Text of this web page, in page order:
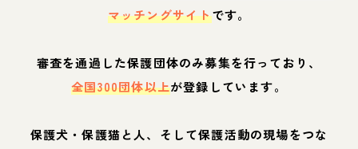
マッチングサイトです。
審査を通過した保護団体のみ募集を行っており、
全国300団体以上が登録しています。
保護犬・保護猫と人、そして保護活動の現場をつな